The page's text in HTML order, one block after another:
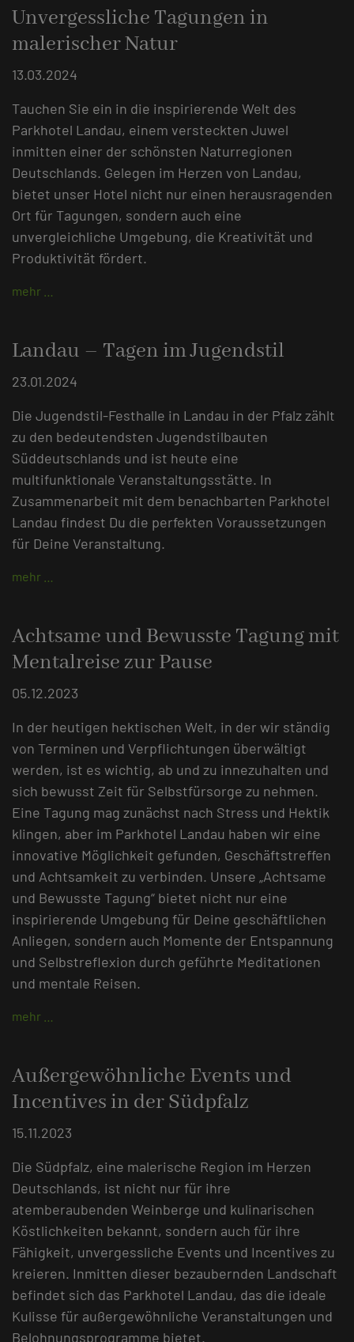
Unvergessliche Tagungen in
malerischer Natur
13.03.2024
Tauchen Sie ein in die inspirierende Welt des
Parkhotel Landau, einem versteckten Juwel
inmitten einer der schönsten Naturregionen
Deutschlands. Gelegen im Herzen von Landau,
bietet unser Hotel nicht nur einen herausragenden
Ort für Tagungen, sondern auch eine
unvergleichliche Umgebung, die Kreativität und
Produktivität fördert.
mehr …
Landau – Tagen im Jugendstil
23.01.2024
Die Jugendstil-Festhalle in Landau in der Pfalz zählt
zu den bedeutendsten Jugendstilbauten
Süddeutschlands und ist heute eine
multifunktionale Veranstaltungsstätte. In
Zusammenarbeit mit dem benachbarten Parkhotel
Landau findest Du die perfekten Voraussetzungen
für Deine Veranstaltung.
mehr …
Achtsame und Bewusste Tagung mit
Mentalreise zur Pause
05.12.2023
In der heutigen hektischen Welt, in der wir ständig
von Terminen und Verpflichtungen überwältigt
werden, ist es wichtig, ab und zu innezuhalten und
sich bewusst Zeit für Selbstfürsorge zu nehmen.
Eine Tagung mag zunächst nach Stress und Hektik
klingen, aber im Parkhotel Landau haben wir eine
innovative Möglichkeit gefunden, Geschäftstreffen
und Achtsamkeit zu verbinden. Unsere „Achtsame
und Bewusste Tagung“ bietet nicht nur eine
inspirierende Umgebung für Deine geschäftlichen
Anliegen, sondern auch Momente der Entspannung
und Selbstreflexion durch geführte Meditationen
und mentale Reisen.
mehr …
Außergewöhnliche Events und
Incentives in der Südpfalz
15.11.2023
Die Südpfalz, eine malerische Region im Herzen
Deutschlands, ist nicht nur für ihre
atemberaubenden Weinberge und kulinarischen
Köstlichkeiten bekannt, sondern auch für ihre
Fähigkeit, unvergessliche Events und Incentives zu
kreieren. Inmitten dieser bezaubernden Landschaft
befindet sich das Parkhotel Landau, das die ideale
Kulisse für außergewöhnliche Veranstaltungen und
Belohnungsprogramme bietet.